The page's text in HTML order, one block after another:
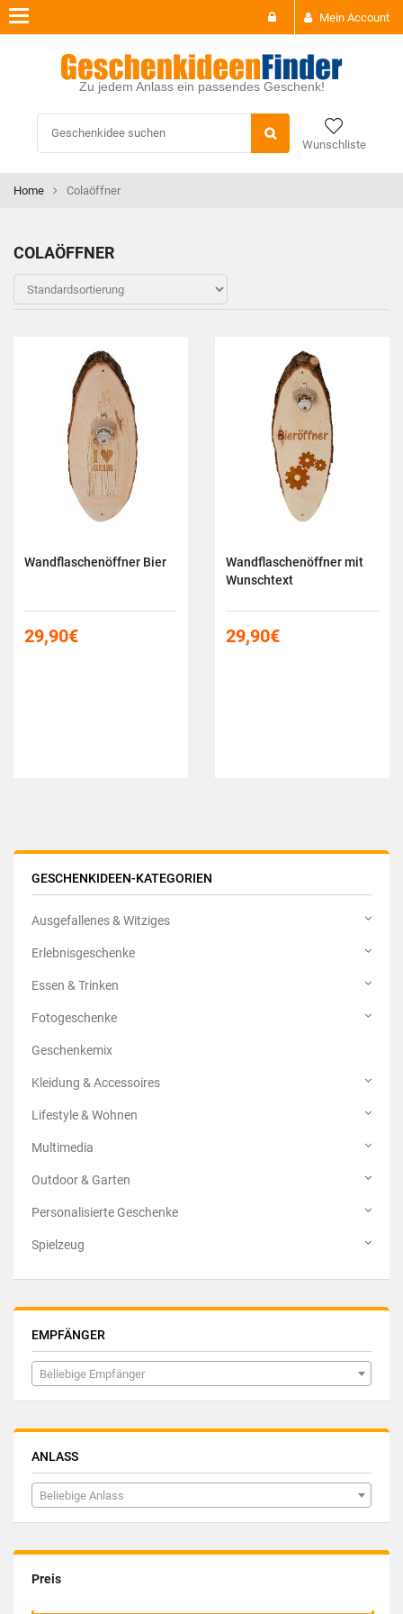
Mein Account
Zu jedem Anlass ein passendes Geschenk!
Wunschliste
Toggle
navigation
Home Colaöffner
GESCHENKIDEEN-KATEGORIEN
Ausgefallenes & Witziges
Erlebnisgeschenke
Essen & Trinken
Fotogeschenke
Geschenkemix
Kleidung & Accessoires
Lifestyle & Wohnen
Multimedia
Outdoor & Garten
Personalisierte Geschenke
Spielzeug
EMPFÄNGER
Beliebige Empfänger
ANLASS
Beliebige Anlass
Preis
COLAÖFFNER
Wandflaschenöffner Bier
29,90€
Wandflaschenöffner mit
Wunschtext
29,90€